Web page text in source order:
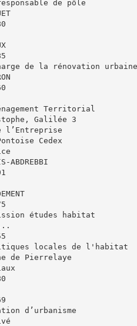
de pôle
de la rénovation urbaine
Territorial
Galilée 3
l’Entreprise
Cedex
ABDREBBI
études habitat
locales de l'habitat
de Pierrelaye
d’urbanisme